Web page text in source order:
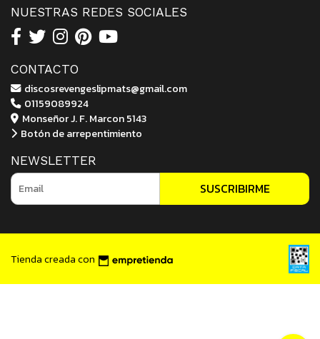
NUESTRAS REDES SOCIALES
CONTACTO
discosrevengeslipmats@gmail.com
01159089924
Monseñor J. F. Marcon 5143
Botón de arrepentimiento
NEWSLETTER
SUSCRIBIRME
Tienda creada con